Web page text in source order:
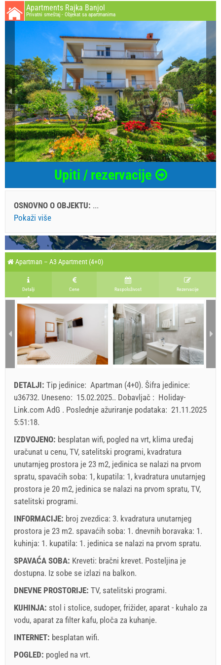
Apartments Rajka Banjol
Privatni smeštaj - Objekat sa apartmanima
Upiti / rezervacije
OSNOVNO O OBJEKTU: ...
Pokaži više
Apartman – A3 Apartment (4+0)
Detalji Cene Raspoloživost Rezervacije
DETALJI: Tip jedinice: Apartman (4+0). Šifra jedinice:
u36732. Uneseno: 15.02.2025.. Dobavljač : Holiday-
Link.com AdG . Poslednje ažuriranje podataka: 21.11.2025
5:51:18.
IZDVOJENO: besplatan wifi, pogled na vrt, klima uređaj
uračunat u cenu, TV, satelitski programi, kvadratura
unutarnjeg prostora je 23 m2, jedinica se nalazi na prvom
spratu, spavaćih soba: 1, kupatila: 1, kvadratura unutarnjeg
prostora je 20 m2, jedinica se nalazi na prvom spratu, TV,
satelitski programi.
INFORMACIJE: broj zvezdica: 3. kvadratura unutarnjeg
prostora je 23 m2. spavaćih soba: 1. dnevnih boravaka: 1.
kuhinja: 1. kupatila: 1. jedinica se nalazi na prvom spratu.
SPAVAĆA SOBA: Kreveti: bračni krevet. Posteljina je
dostupna. Iz sobe se izlazi na balkon.
DNEVNE PROSTORIJE: TV, satelitski programi.
KUHINJA: stol i stolice, sudoper, frižider, aparat - kuhalo za
vodu, aparat za filter kafu, ploča za kuhanje.
INTERNET: besplatan wifi.
POGLED: pogled na vrt.